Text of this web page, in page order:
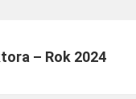
tle
tle
tle
– Rok 2024